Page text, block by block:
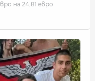
на 24,81 евро